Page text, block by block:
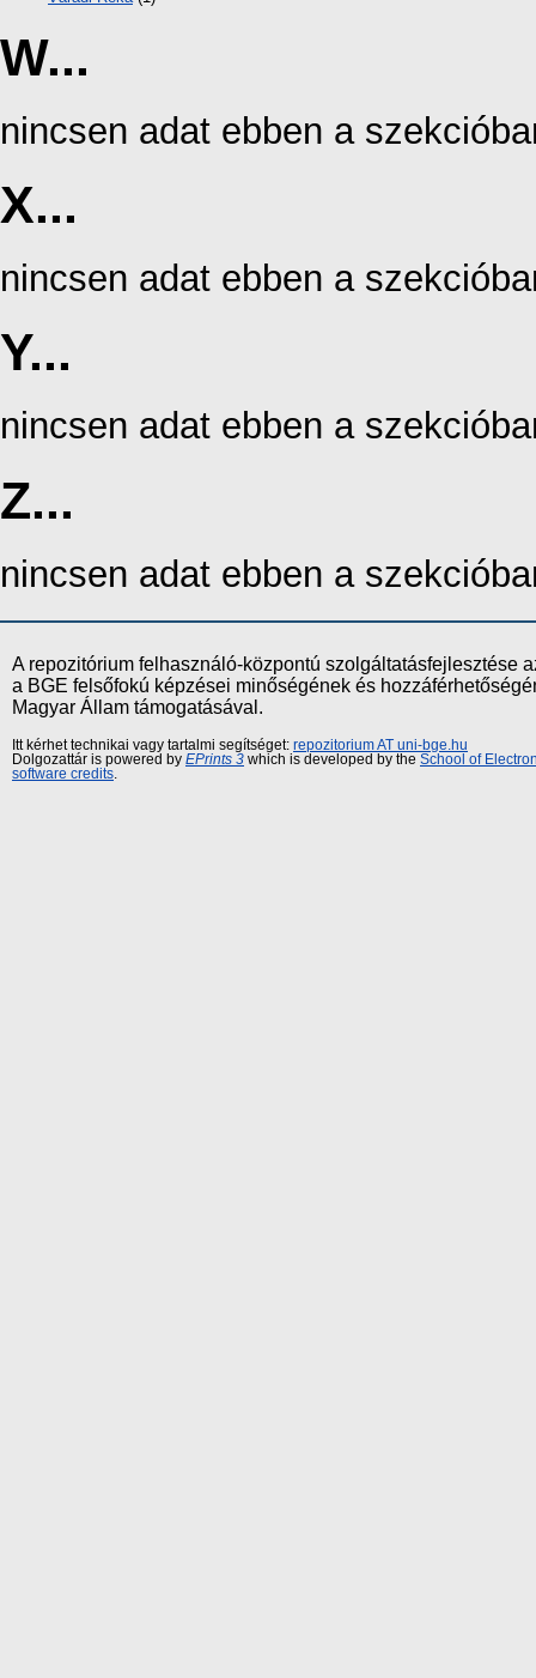
W...
nincsen adat ebben a
X...
nincsen adat ebben a
Y...
nincsen adat ebben a
Z...
nincsen adat ebben a
A repozitórium felhasználó-központú szolgáltatásfejlesztése
a BGE felsőfokú képzései minőségének és
Magyar Állam támogatásával.
Itt kérhet technikai vagy tartalmi segítséget: repozitorium AT uni-bge.hu
Dolgozattár is powered by EPrints 3 which is developed by the School of
software credits